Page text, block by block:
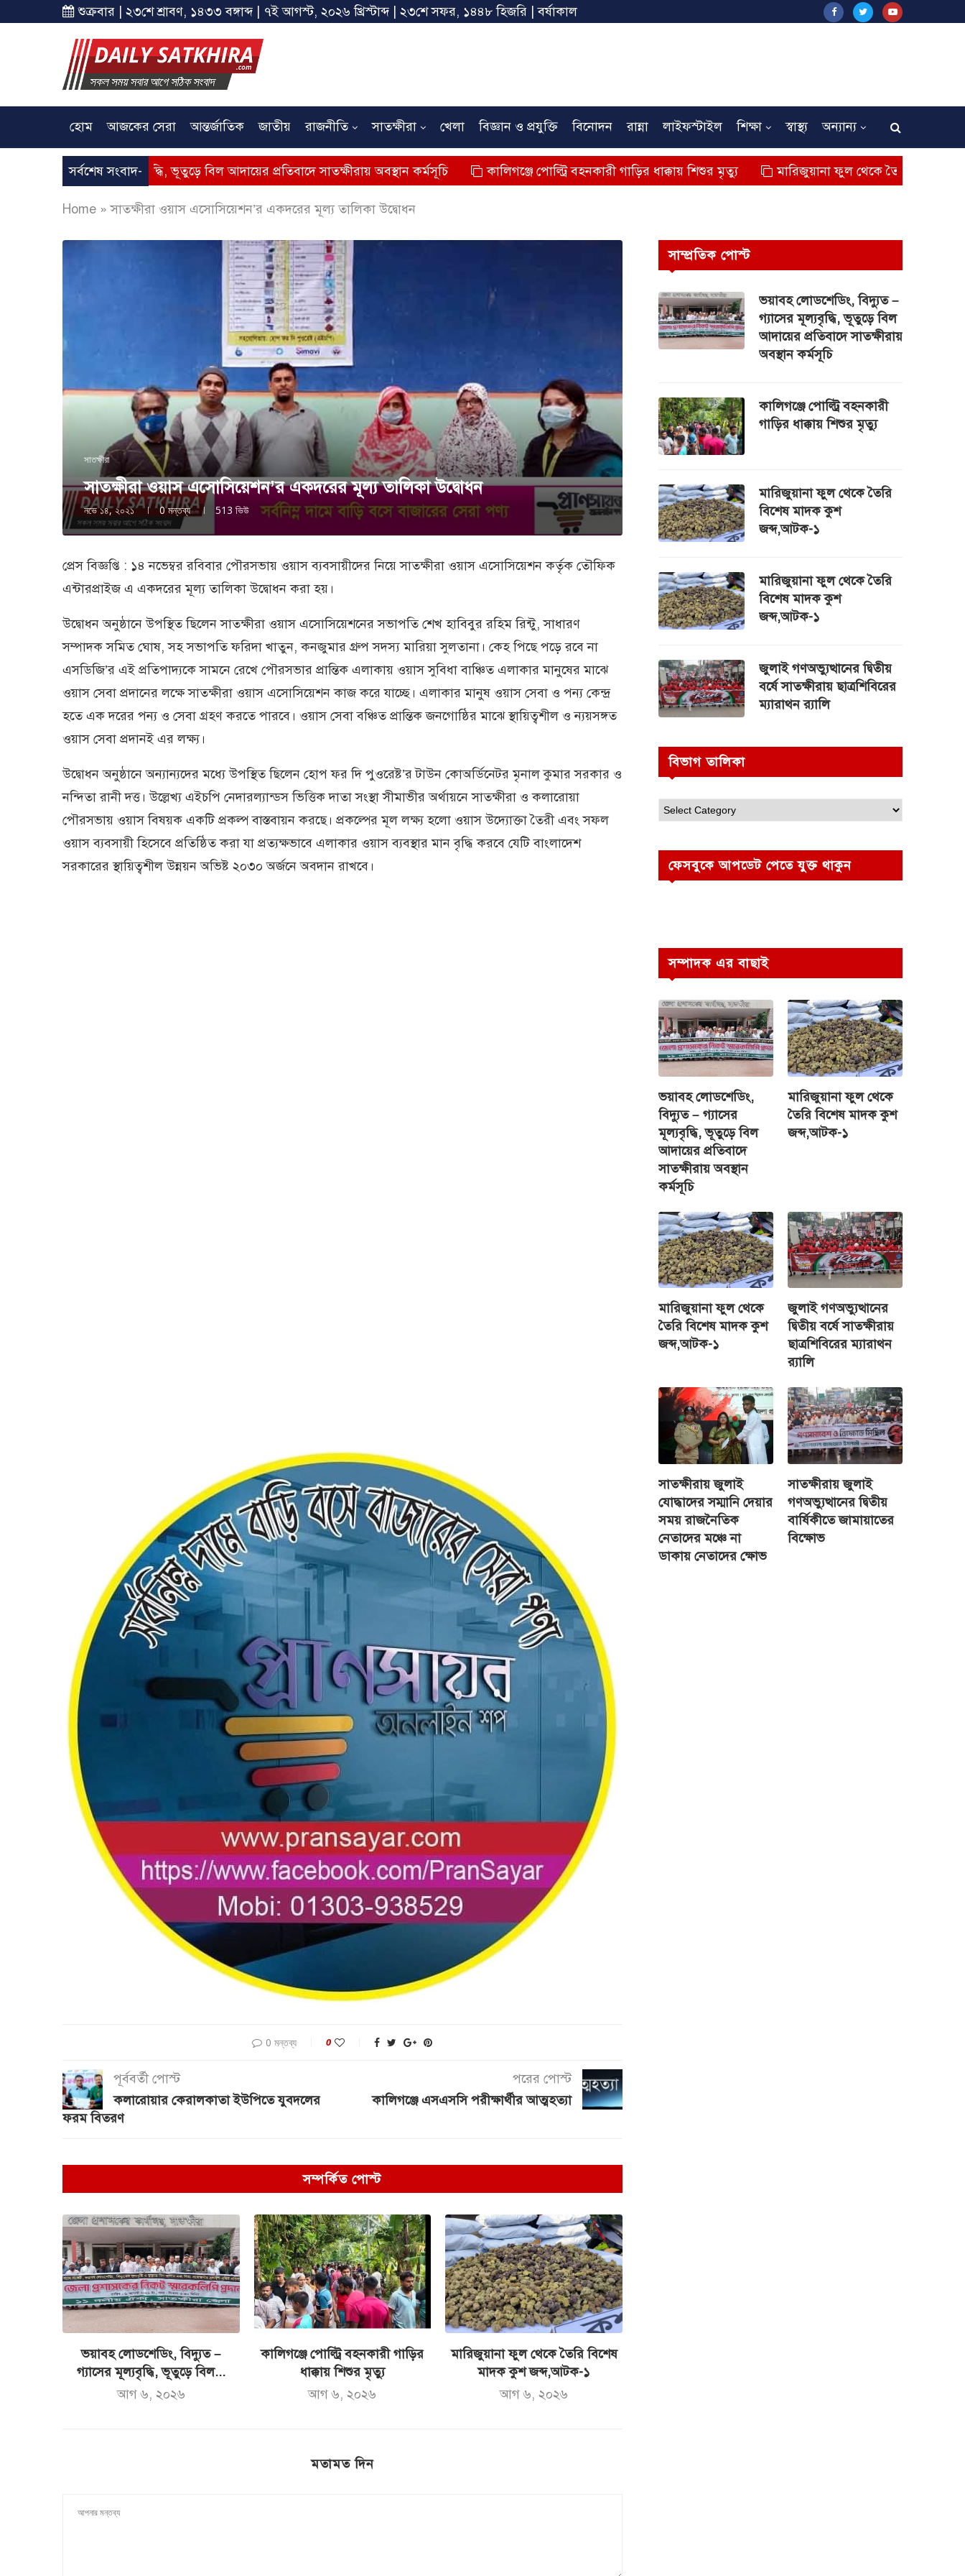
শুক্রবার | ২৩শে শ্রাবণ, ১৪৩৩ বঙ্গাব্দ | ৭ই আগস্ট, ২০২৬ খ্রিস্টাব্দ | ২৩শে সফর, ১৪৪৮ হিজরি | বর্ষাকাল
হোম আজকের সেরা আন্তর্জাতিক জাতীয় রাজনীতি সাতক্ষীরা খেলা বিজ্ঞান ও প্রযুক্তি বিনোদন রান্না লাইফস্টাইল শিক্ষা স্বাস্থ্য অন্যান্য
সর্বশেষ সংবাদ-
– গ্যাসের মূল্যবৃদ্ধি, ভূতুড়ে বিল আদায়ের প্রতিবাদে সাতক্ষীরায় অবস্থান কর্মসূচি কালিগঞ্জে পোল্ট্রি বহনকারী গাড়ির ধাক্কায় শিশুর মৃত্যু মারিজুয়ানা ফুল থেকে তৈরি বিশেষ মাদক কুশ
Home »সাতক্ষীরা ওয়াস এসোসিয়েশন’র একদরের মূল্য তালিকা উদ্বোধন
সাতক্ষীরা
সাতক্ষীরা ওয়াস এসোসিয়েশন’র একদরের মূল্য তালিকা উদ্বোধন
নভে ১৪, ২০২১ 0 মন্তব্য 513 ভিউ
প্রেস বিজ্ঞপ্তি : ১৪ নভেম্বর রবিবার পৌরসভায় ওয়াস ব্যবসায়ীদের নিয়ে সাতক্ষীরা ওয়াস এসোসিয়েশন কর্তৃক তৌফিক
এন্টারপ্রাইজ এ একদরের মূল্য তালিকা উদ্বোধন করা হয়।
উদ্বোধন অনুষ্ঠানে উপস্থিত ছিলেন সাতক্ষীরা ওয়াস এসোসিয়েশনের সভাপতি শেখ হাবিবুর রহিম রিন্টু, সাধারণ
সম্পাদক সমিত ঘোষ, সহ সভাপতি ফরিদা খাতুন, কনজুমার গ্রুপ সদস্য মারিয়া সুলতানা। কেহ পিছে পড়ে রবে না
এসডিজি’র এই প্রতিপাদ্যকে সামনে রেখে পৌরসভার প্রান্তিক এলাকায় ওয়াস সুবিধা বাঞ্চিত এলাকার মানুষের মাঝে
ওয়াস সেবা প্রদানের লক্ষে সাতক্ষীরা ওয়াস এসোসিয়েশন কাজ করে যাচ্ছে। এলাকার মানুষ ওয়াস সেবা ও পন্য কেন্দ্র
হতে এক দরের পন্য ও সেবা গ্রহণ করতে পারবে। ওয়াস সেবা বঞ্চিত প্রান্তিক জনগোষ্ঠির মাঝে স্থায়িত্বশীল ও ন্যয়সঙ্গত
ওয়াস সেবা প্রদানই এর লক্ষ্য।
উদ্বোধন অনুষ্ঠানে অন্যান্যদের মধ্যে উপস্থিত ছিলেন হোপ ফর দি পুওরেষ্ট’র টাউন কোঅর্ডিনেটর মৃনাল কুমার সরকার ও
নন্দিতা রানী দত্ত। উল্লেখ্য এইচপি নেদারল্যান্ডস ভিত্তিক দাতা সংস্থা সীমাভীর অর্থায়নে সাতক্ষীরা ও কলারোয়া
পৌরসভায় ওয়াস বিষয়ক একটি প্রকল্প বাস্তবায়ন করছে। প্রকল্পের মূল লক্ষ্য হলো ওয়াস উদ্যোক্তা তৈরী এবং সফল
ওয়াস ব্যবসায়ী হিসেবে প্রতিষ্ঠিত করা যা প্রত্যক্ষভাবে এলাকার ওয়াস ব্যবস্থার মান বৃদ্ধি করবে যেটি বাংলাদেশ
সরকারের স্থায়িত্বশীল উন্নয়ন অভিষ্ট ২০৩০ অর্জনে অবদান রাখবে।
0 মন্তব্য 0
পূর্ববর্তী পোস্ট
কলারোয়ার কেরালকাতা ইউপিতে যুবদলের
ফরম বিতরণ
পরের পোস্ট
কালিগঞ্জে এসএসসি পরীক্ষার্থীর আত্মহত্যা
সম্পর্কিত পোস্ট
ভয়াবহ লোডশেডিং, বিদ্যুত –
গ্যাসের মূল্যবৃদ্ধি, ভূতুড়ে বিল...
আগ ৬, ২০২৬
কালিগঞ্জে পোল্ট্রি বহনকারী গাড়ির
ধাক্কায় শিশুর মৃত্যু
আগ ৬, ২০২৬
মারিজুয়ানা ফুল থেকে তৈরি বিশেষ
মাদক কুশ জব্দ,আটক-১
আগ ৬, ২০২৬
মতামত দিন
সাম্প্রতিক পোস্ট
ভয়াবহ লোডশেডিং, বিদ্যুত –
গ্যাসের মূল্যবৃদ্ধি, ভূতুড়ে বিল
আদায়ের প্রতিবাদে সাতক্ষীরায়
অবস্থান কর্মসূচি
কালিগঞ্জে পোল্ট্রি বহনকারী
গাড়ির ধাক্কায় শিশুর মৃত্যু
মারিজুয়ানা ফুল থেকে তৈরি
বিশেষ মাদক কুশ
জব্দ,আটক-১
মারিজুয়ানা ফুল থেকে তৈরি
বিশেষ মাদক কুশ
জব্দ,আটক-১
জুলাই গণঅভ্যুত্থানের দ্বিতীয়
বর্ষে সাতক্ষীরায় ছাত্রশিবিরের
ম্যারাথন র‌্যালি
বিভাগ তালিকা
ফেসবুকে আপডেট পেতে যুক্ত থাকুন
সম্পাদক এর বাছাই
ভয়াবহ লোডশেডিং,
বিদ্যুত – গ্যাসের
মূল্যবৃদ্ধি, ভূতুড়ে বিল
আদায়ের প্রতিবাদে
সাতক্ষীরায় অবস্থান
কর্মসূচি
মারিজুয়ানা ফুল থেকে
তৈরি বিশেষ মাদক কুশ
জব্দ,আটক-১
মারিজুয়ানা ফুল থেকে
তৈরি বিশেষ মাদক কুশ
জব্দ,আটক-১
জুলাই গণঅভ্যুত্থানের
দ্বিতীয় বর্ষে সাতক্ষীরায়
ছাত্রশিবিরের ম্যারাথন
র‌্যালি
সাতক্ষীরায় জুলাই
যোদ্ধাদের সম্মানি দেয়ার
সময় রাজনৈতিক
নেতাদের মঞ্চে না
ডাকায় নেতাদের ক্ষোভ
সাতক্ষীরায় জুলাই
গণঅভ্যুত্থানের দ্বিতীয়
বার্ষিকীতে জামায়াতের
বিক্ষোভ